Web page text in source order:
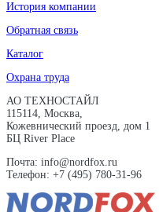
История компании
Обратная связь
Каталог
Охрана труда
АО ТЕХНОСТАЙЛ
115114, Москва,
Кожевнический проезд, дом 1
БЦ River Place
Почта: info@nordfox.ru
Телефон: +7 (495) 780-31-96